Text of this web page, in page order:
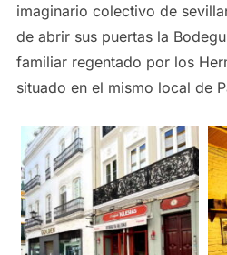
imaginario colectivo de
de abrir sus puertas la
familiar regentado por los
situado en el mismo local de